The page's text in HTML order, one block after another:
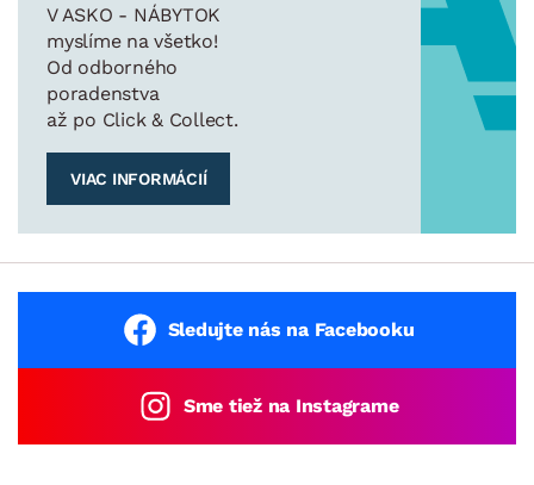
V ASKO - NÁBYTOK
myslíme na všetko!
Od odborného
poradenstva
až po Click & Collect.
VIAC INFORMÁCIÍ
Sledujte nás na Facebooku
Sme tiež na Instagrame